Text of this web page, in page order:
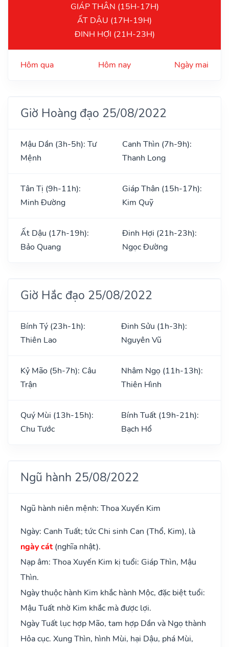
GIÁP THÂN (15H-17H)
ẤT DẬU (17H-19H)
ĐINH HỢI (21H-23H)
Hôm qua Hôm nay Ngày mai
Giờ Hoàng đạo 25/08/2022
Mậu Dần (3h-5h): Tư
Mệnh
Canh Thìn (7h-9h):
Thanh Long
Tân Tị (9h-11h):
Minh Đường
Giáp Thân (15h-17h):
Kim Quỹ
Ất Dậu (17h-19h):
Bảo Quang
Đinh Hợi (21h-23h):
Ngọc Đường
Giờ Hắc đạo 25/08/2022
Bính Tý (23h-1h):
Thiên Lao
Đinh Sửu (1h-3h):
Nguyên Vũ
Kỷ Mão (5h-7h): Câu
Trận
Nhâm Ngọ (11h-13h):
Thiên Hình
Quý Mùi (13h-15h):
Chu Tước
Bính Tuất (19h-21h):
Bạch Hổ
Ngũ hành 25/08/2022
Ngũ hành niên mệnh: Thoa Xuyến Kim
Ngày: Canh Tuất; tức Chi sinh Can (Thổ, Kim), là
ngày cát(nghĩa nhật).
Nạp âm: Thoa Xuyến Kim kị tuổi: Giáp Thìn, Mậu
Thìn.
Ngày thuộc hành Kim khắc hành Mộc, đặc biệt tuổi:
Mậu Tuất nhờ Kim khắc mà được lợi.
Ngày Tuất lục hợp Mão, tam hợp Dần và Ngọ thành
Hỏa cục. Xung Thìn, hình Mùi, hại Dậu, phá Mùi,